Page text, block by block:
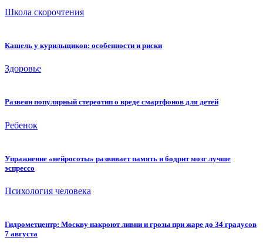
Школа скорочтения
Кашель у курильщиков: особенности и риски
Здоровье
Развеян популярный стереотип о вреде смартфонов для детей
Ребенок
Упражнение «нейросоты» развивает память и бодрит мозг лучше
эспрессо
Психология человека
Гидрометцентр: Москву накроют ливни и грозы при жаре до 34 градусов
7 августа